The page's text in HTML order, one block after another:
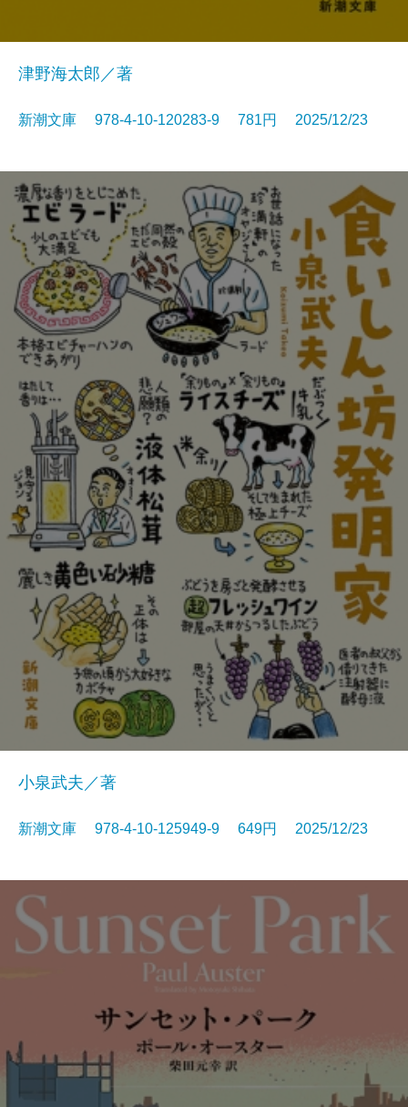
津野海太郎／著
新潮文庫 978-4-10-120283-9 781円 2025/12/23
小泉武夫／著
新潮文庫 978-4-10-125949-9 649円 2025/12/23